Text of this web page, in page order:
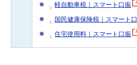
軽自動車税｜スマート口振
国民健康保険税｜スマート
住宅使用料｜スマート口振